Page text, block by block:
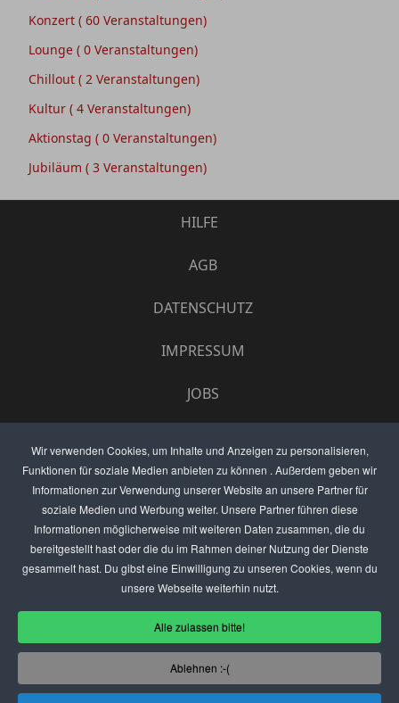
Wir verwenden Cookies, um Inhalte und Anzeigen zu personalisieren,
Funktionen für soziale Medien anbieten zu können . Außerdem geben wir
Informationen zur Verwendung unserer Website an unsere Partner für
soziale Medien und Werbung weiter. Unsere Partner führen diese
Informationen möglicherweise mit weiteren Daten zusammen, die du
bereitgestellt hast oder die du im Rahmen deiner Nutzung der Dienste
gesammelt hast. Du gibst eine Einwilligung zu unseren Cookies, wenn du
unsere Webseite weiterhin nutzt.
Alle zulassen bitte!
Ablehnen :-(
Konzert ( 60 Veranstaltungen)
Lounge ( 0 Veranstaltungen)
Chillout ( 2 Veranstaltungen)
Kultur ( 4 Veranstaltungen)
Aktionstag ( 0 Veranstaltungen)
Jubiläum ( 3 Veranstaltungen)
HILFE
AGB
DATENSCHUTZ
IMPRESSUM
JOBS
ANZEIGEN PREISE
BEWERTET UNS
KONTAKT
THEMENVORSCHLAG
DEIN LOKAL VORSTELLEN
USER